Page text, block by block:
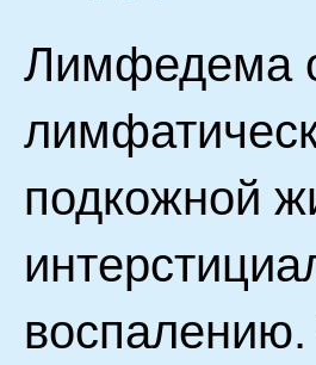
Лимфедема
подкожной